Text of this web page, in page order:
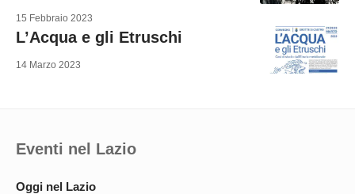
15 Febbraio 2023
L’Acqua e gli Etruschi
14 Marzo 2023
Eventi nel Lazio
Oggi nel Lazio